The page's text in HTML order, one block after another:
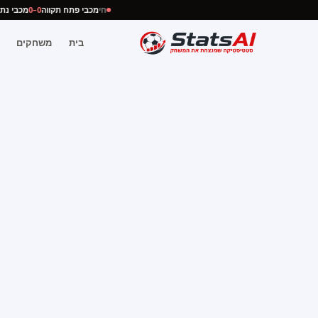
חימכבי פתח תקווה0–0
בית משחקים